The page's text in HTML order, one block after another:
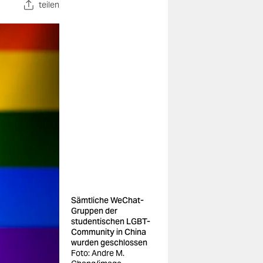
teilen
Sämtliche WeChat-
Gruppen der
studentischen LGBT-
Community in China
wurden geschlossen
Foto: Andre M.